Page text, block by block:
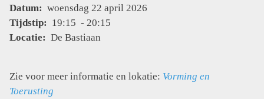
Datum: woensdag 22 april 2026
Tijdstip: 19:15 - 20:15
Locatie: De Bastiaan
Zie voor meer informatie en lokatie: Vorming en
Toerusting